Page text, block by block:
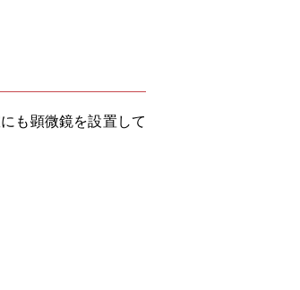
も顕微鏡を設置して